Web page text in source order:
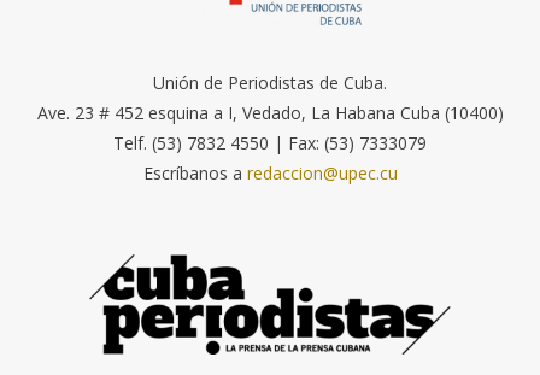
Unión de Periodistas de Cuba.
Ave. 23 # 452 esquina a I, Vedado, La Habana Cuba (10400)
Telf. (53) 7832 4550 | Fax: (53) 7333079
Escríbanos a redaccion@upec.cu